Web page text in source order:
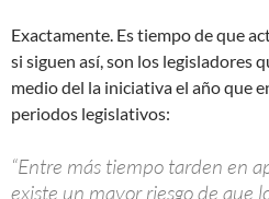
Exactamente. Es tiempo de que
si siguen así, son los legisladores
medio del la iniciativa el año que
periodos legislativos:
“Entre más tiempo tarden en
existe un mayor riesgo de que